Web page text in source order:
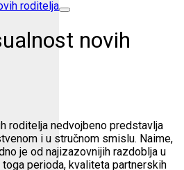
novih
roditelja nedvojbeno predstavlja
i u stručnom smislu. Naime,
je od najizazovnijih razdoblja u
perioda, kvaliteta partnerskih